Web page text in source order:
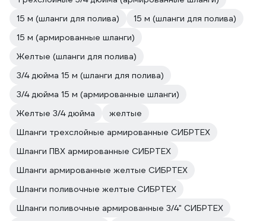
15 м (шланги для полива)
15 м (шланги для полива)
15 м (армированные шланги)
Желтые (шланги для полива)
3/4 дюйма 15 м (шланги для полива)
3/4 дюйма 15 м (армированные шланги)
Желтые 3/4 дюйма
желтые
Шланги трехслойные армированные СИБРТЕХ
Шланги ПВХ армированные СИБРТЕХ
Шланги армированные желтые СИБРТЕХ
Шланги поливочные желтые СИБРТЕХ
Шланги поливочные армированные 3/4" СИБРТЕХ